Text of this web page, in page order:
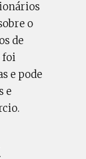
o
de
foi
e pode
e